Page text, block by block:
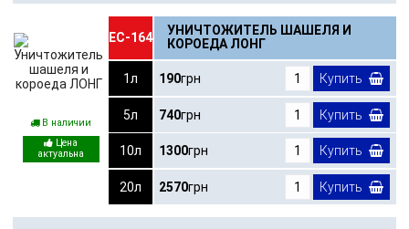
В наличии
ЕС-164
УНИЧТОЖИТЕЛЬ ШАШЕЛЯ И
КОРОЕДА ЛОНГ
1л 190грн Купить
5л 740грн Купить
10л 1300грн Купить
20л 2570грн Купить